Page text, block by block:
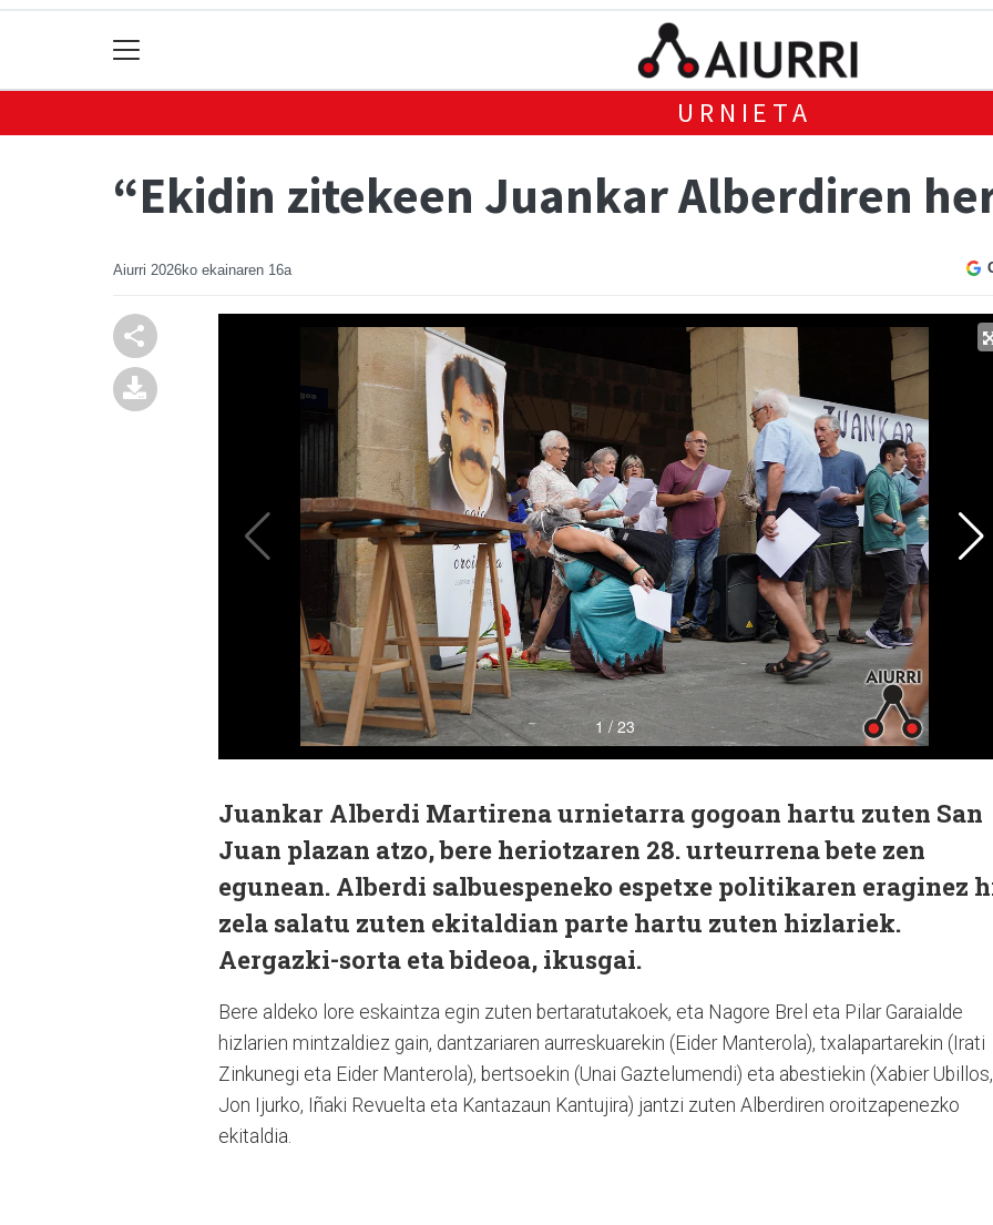
URNIETA
“Ekidin zitekeen Juankar Alberdiren
Aiurri 2026ko ekainaren 16a
Juankar Alberdi Martirena urnietarra gogoan hartu zuten San
Juan plazan atzo, bere heriotzaren 28. urteurrena bete zen
egunean. Alberdi salbuespeneko espetxe politikaren eraginez
zela salatu zuten ekitaldian parte hartu zuten hizlariek.
Aergazki-sorta eta bideoa, ikusgai.
Bere aldeko lore eskaintza egin zuten bertaratutakoek, eta Nagore Brel eta Pilar Garaialde
hizlarien mintzaldiez gain, dantzariaren aurreskuarekin (Eider Manterola), txalapartarekin (Irati
Zinkunegi eta Eider Manterola), bertsoekin (Unai Gaztelumendi) eta abestiekin (Xabier Ubillos,
Jon Ijurko, Iñaki Revuelta eta Kantazaun Kantujira) jantzi zuten Alberdiren oroitzapenezko
ekitaldia.